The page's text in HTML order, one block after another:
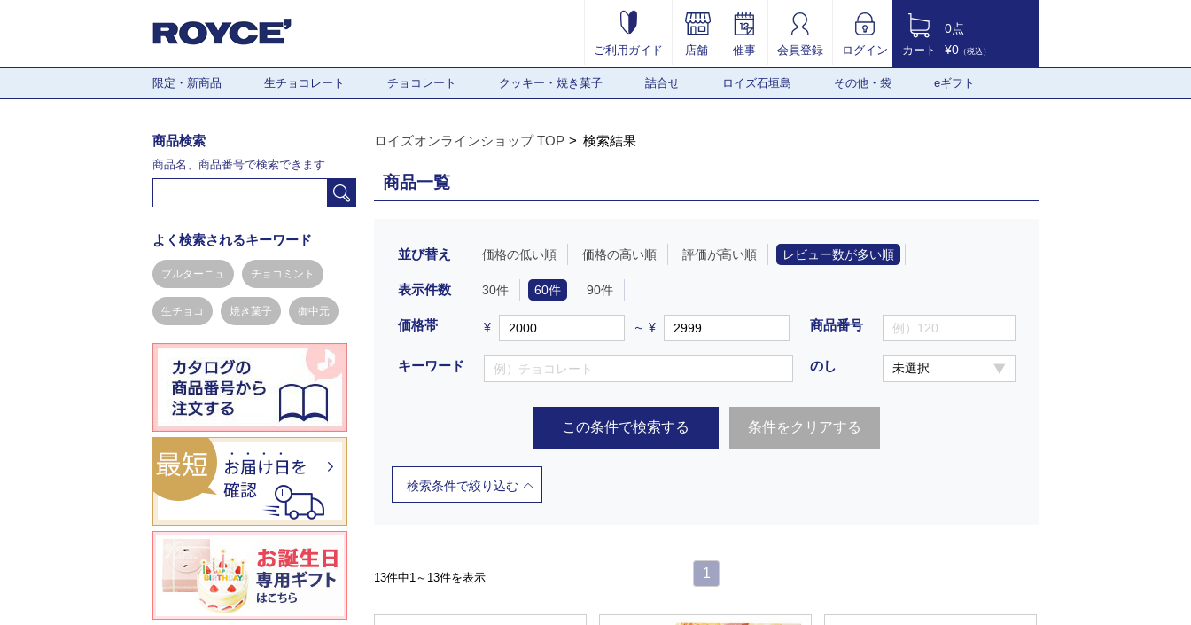
ご利用ガイド 店舗 催事 会員登録 ログイン カート
0点
¥0 （税込）
限定・新商品 生チョコレート チョコレート クッキー・焼き菓子 詰合せ ロイズ石垣島 その他・袋 eギフト
ロイズオンラインショップ TOP 検索結果
商品一覧
並び替え 価格の低い順 価格の高い順 評価が高い順 レビュー数が多い順
表示件数 30件 60件 90件
価格帯 ¥ ～ ¥
キーワード
商品番号
のし
この条件で検索する 条件をクリアする
検索条件で絞り込む
13件中1～13件を表示 1
商品検索
商品名、商品番号で検索できます
よく検索されるキーワード
ブルターニュ チョコミント
生チョコ 焼き菓子 御中元